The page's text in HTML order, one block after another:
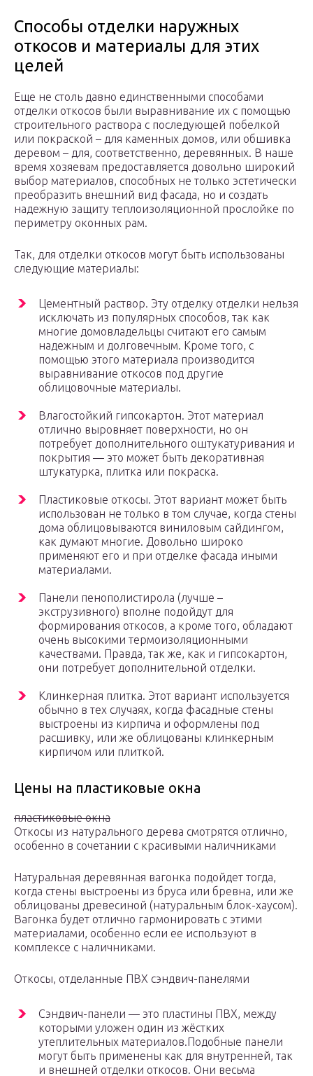
Способы отделки наружных
откосов и материалы для этих
целей
Еще не столь давно единственными способами
отделки откосов были выравнивание их с помощью
строительного раствора с последующей побелкой
или покраской – для каменных домов, или обшивка
деревом – для, соответственно, деревянных. В наше
время хозяевам предоставляется довольно широкий
выбор материалов, способных не только эстетически
преобразить внешний вид фасада, но и создать
надежную защиту теплоизоляционной прослойке по
периметру оконных рам.
Так, для отделки откосов могут быть использованы
следующие материалы:
Цементный раствор. Эту отделку отделки нельзя
исключать из популярных способов, так как
многие домовладельцы считают его самым
надежным и долговечным. Кроме того, с
помощью этого материала производится
выравнивание откосов под другие
облицовочные материалы.
Влагостойкий гипсокартон. Этот материал
отлично выровняет поверхности, но он
потребует дополнительного оштукатуривания и
покрытия — это может быть декоративная
штукатурка, плитка или покраска.
Пластиковые откосы. Этот вариант может быть
использован не только в том случае, когда стены
дома облицовываются виниловым сайдингом,
как думают многие. Довольно широко
применяют его и при отделке фасада иными
материалами.
Панели пенополистирола (лучше –
экструзивного) вполне подойдут для
формирования откосов, а кроме того, обладают
очень высокими термоизоляционными
качествами. Правда, так же, как и гипсокартон,
они потребует дополнительной отделки.
Клинкерная плитка. Этот вариант используется
обычно в тех случаях, когда фасадные стены
выстроены из кирпича и оформлены под
расшивку, или же облицованы клинкерным
кирпичом или плиткой.
Цены на пластиковые окна
пластиковые окна
Откосы из натурального дерева смотрятся отлично,
особенно в сочетании с красивыми наличниками
Натуральная деревянная вагонка подойдет тогда,
когда стены выстроены из бруса или бревна, или же
облицованы древесиной (натуральным блок-хаусом).
Вагонка будет отлично гармонировать с этими
материалами, особенно если ее используют в
комплексе с наличниками.
Откосы, отделанные ПВХ сэндвич-панелями
Сэндвич-панели — это пластины ПВХ, между
которыми уложен один из жёстких
утеплительных материалов.Подобные панели
могут быть применены как для внутренней, так
и внешней отделки откосов. Они весьма